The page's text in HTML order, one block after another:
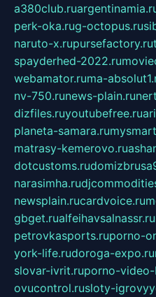
a380club.ru
perk-oka.rug-octopus.ru
naruto-x.rupursefactory.ru
spayderhed-2022.ru
webamator.ruma-
nv-750.runews-plain.ru
dizfiles.ruyoutubefree.ru
planeta-samara.ru
matrasy-kemerovo.ru
dotcustoms.ru
narasimha.ru
newsplain.rucardvoice.ru
gbget.rualfeihavsalnassr.ru
petrovkasports.ruporno-
york-life.rudoroga-expo.ru
slovar-ivrit.ruporno-
ovucontrol.rusloty-